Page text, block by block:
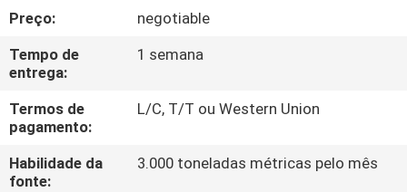
EXCURSÃO
DA
FÁBRICA
CONTROLE
DA
Preço:
negotiable
Tempo de
entrega:
1 semana
Termos de
pagamento:
L/C, T/T ou Western Union
Habilidade da
fonte:
3.000 toneladas métricas pelo mês